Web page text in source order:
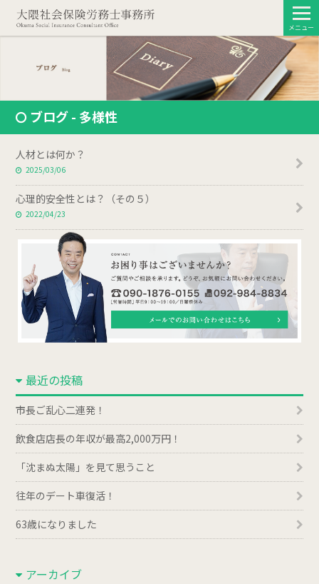
メニュー
ブログ - 多様性
人材とは何か？
2025/03/06
心理的安全性とは？（その５）
2022/04/23
最近の投稿
市長ご乱心二連発！
飲食店店長の年収が最高2,000万円！
「沈まぬ太陽」を見て思うこと
往年のデート車復活！
63歳になりました
アーカイブ